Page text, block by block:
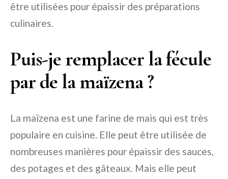
être utilisées pour épaissir des préparations
culinaires.
Puis-je remplacer la fécule
par de la maïzena ?
La maïzena est une farine de mais qui est très
populaire en cuisine. Elle peut être utilisée de
nombreuses manières pour épaissir des sauces,
des potages et des gâteaux. Mais elle peut